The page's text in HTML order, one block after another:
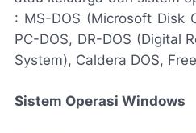
: MS-DOS (Microsoft Disk
PC-DOS, DR-DOS (Digital
System), Caldera DOS,
Sistem Operasi Windows